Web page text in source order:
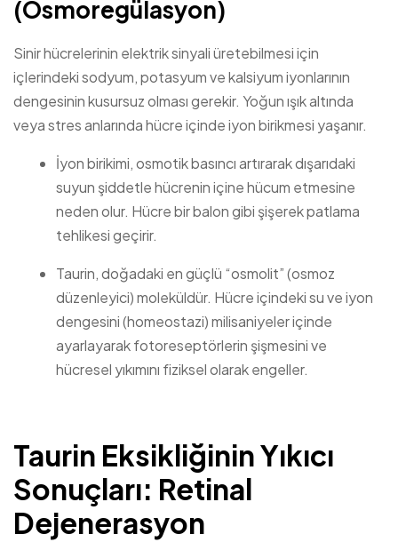
(Osmoregülasyon)
Sinir hücrelerinin elektrik sinyali üretebilmesi için
içlerindeki sodyum, potasyum ve kalsiyum iyonlarının
dengesinin kusursuz olması gerekir. Yoğun ışık altında
veya stres anlarında hücre içinde iyon birikmesi yaşanır.
İyon birikimi, osmotik basıncı artırarak dışarıdaki
suyun şiddetle hücrenin içine hücum etmesine
neden olur. Hücre bir balon gibi şişerek patlama
tehlikesi geçirir.
Taurin, doğadaki en güçlü “osmolit” (osmoz
düzenleyici) moleküldür. Hücre içindeki su ve iyon
dengesini (homeostazi) milisaniyeler içinde
ayarlayarak fotoreseptörlerin şişmesini ve
hücresel yıkımını fiziksel olarak engeller.
Taurin Eksikliğinin Yıkıcı
Sonuçları: Retinal
Dejenerasyon